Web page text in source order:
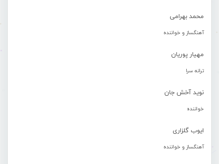
محمد بهرامی
آهنگساز و خواننده
مهیار پوریان
ترانه سرا
نوید آخش جان
خواننده
ایوب گلزاری
آهنگساز و خواننده